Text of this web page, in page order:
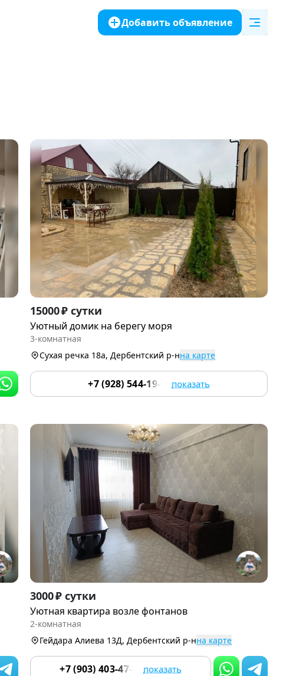
Добавить объявление
Item
1
of
15000 ₽ сутки
Уютный домик на берегу моря
3-комнатная
Сухая речка 18а, Дербентский р-нна карте
+7 (928) 544-19-74показать
Item
1
of
3000 ₽ сутки
Уютная квартира возле фонтанов
2-комнатная
Гейдара Алиева 13Д, Дербентский р-нна карте
+7 (903) 403-47-03 показать